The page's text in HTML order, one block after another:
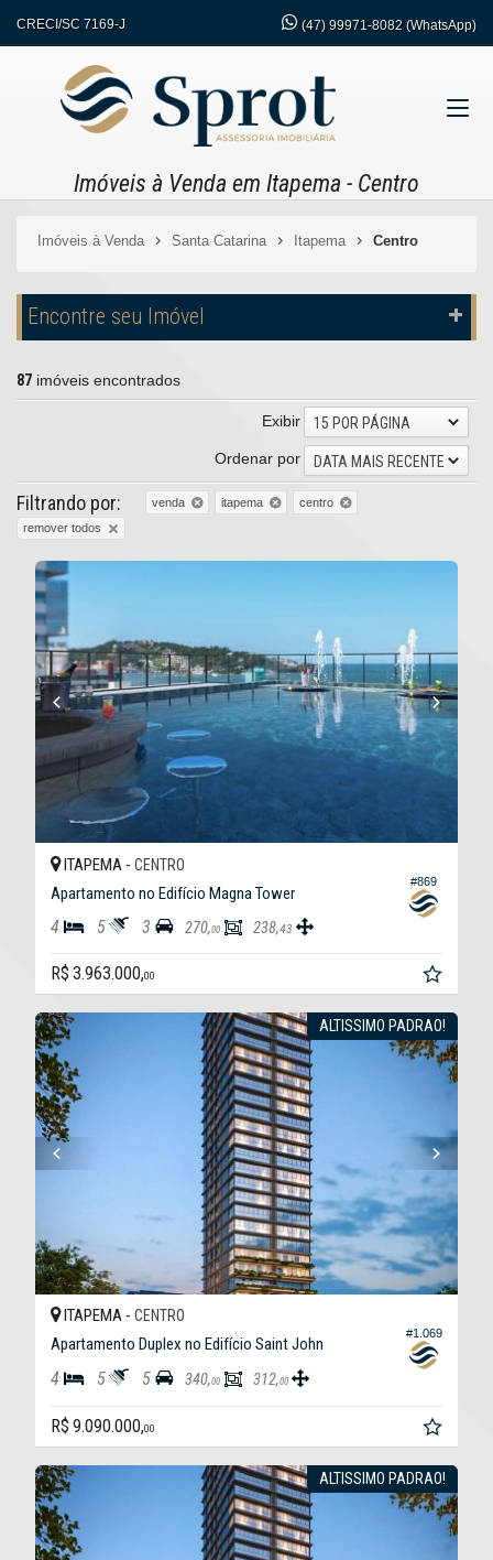
CRECI/SC 7169-J (47) 99971-8082 (WhatsApp)
Imóveis à Venda em Itapema - Centro
Imóveis à Venda Santa Catarina Itapema Centro
Encontre seu Imóvel
87 imóveis encontrados
Exibir
15 POR PÁGINA
Ordenar por
DATA MAIS RECENTE
Filtrando por: venda itapema
centro
remover todos
#869
ITAPEMA - CENTRO
Apartamento no Edifício Magna Tower
4 5 3 270,00 238,43
R$ 3.963.000,00
ALTISSIMO PADRAO!
#1.069
ITAPEMA - CENTRO
Apartamento Duplex no Edifício Saint John
4 5 5 340,00 312,00
R$ 9.090.000,00
ALTISSIMO PADRAO!